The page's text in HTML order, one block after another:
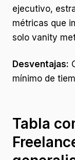
ejecutivo,
métricas que
solo vanity
Desventajas:
mínimo de
Tabla